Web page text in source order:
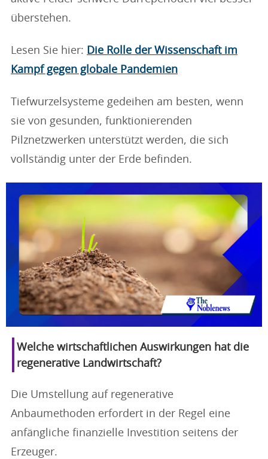
überstehen.
Lesen Sie hier: Die Rolle der Wissenschaft im
Kampf gegen globale Pandemien
Tiefwurzelsysteme gedeihen am besten, wenn
sie von gesunden, funktionierenden
Pilznetzwerken unterstützt werden, die sich
vollständig unter der Erde befinden.
Welche wirtschaftlichen Auswirkungen hat die
regenerative Landwirtschaft?
Die Umstellung auf regenerative
Anbaumethoden erfordert in der Regel eine
anfängliche finanzielle Investition seitens der
Erzeuger.